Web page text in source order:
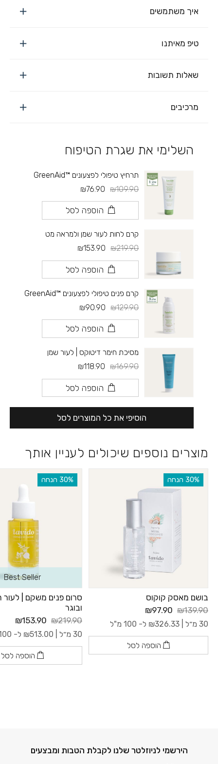
איך משתמשים
טיפ מאיתנו
שאלות תשובות
מרכיבים
השלימי את שגרת הטיפוח
תרחיץ טיפולי לפצעונים ™GreenAid
₪109.90
₪76.90
הוספה לסל
קרם לחות לעור שמן ולמראה מט
₪219.90
₪153.90
הוספה לסל
קרם פנים טיפולי לפצעונים ™GreenAid
₪129.90
₪90.90
הוספה לסל
מסיכת חימר דיטוקס | לעור שמן
₪169.90
₪118.90
הוספה לסל
הוסיפי את כל המוצרים לסל
מוצרים נוספים שיכולים לעניין אותך
‫30% הנחה
בושם מאסק קוקוס
₪139.90
₪97.90
30 מ״ל | ₪326.33 ל- 100 מ"ל
הוספה לסל
‫30% הנחה
Best Seller
סרום פנים משקם | לעור
ובוגר
₪219.90
₪153.90
30 מ״ל | ₪513.00 ל- 100 מ"ל
הוספה לסל
הירשמי לניוזלטר שלנו לקבלת הטבות ומבצעים
דוא׳׳ל